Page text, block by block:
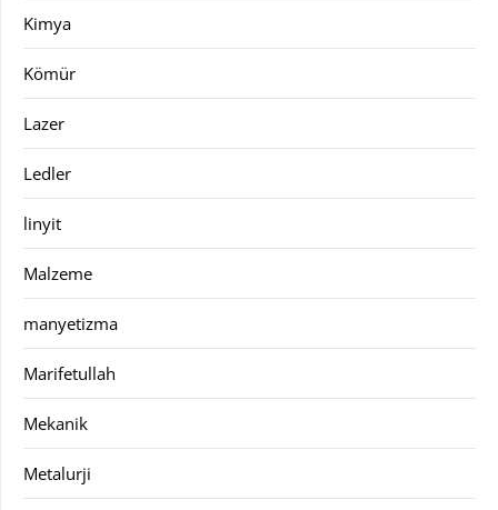
Kimya
Kömür
Lazer
Ledler
linyit
Malzeme
manyetizma
Marifetullah
Mekanik
Metalurji